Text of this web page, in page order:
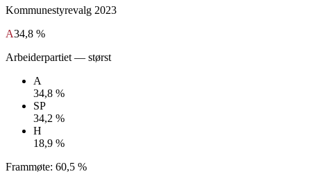
Kommunestyrevalg 2023
A34,8 %
Arbeiderpartiet — størst
A
34,8 %
SP
34,2 %
H
18,9 %
Frammøte: 60,5 %